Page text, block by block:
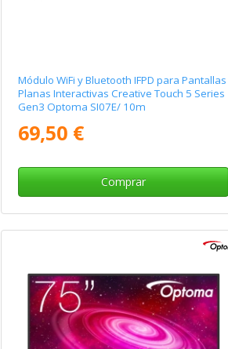
Módulo WiFi y Bluetooth IFPD para Pantallas
Planas Interactivas Creative Touch 5 Series
Gen3 Optoma SI07E/ 10m
69,50 €
Comprar